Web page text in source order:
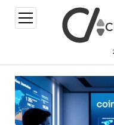
open
menu